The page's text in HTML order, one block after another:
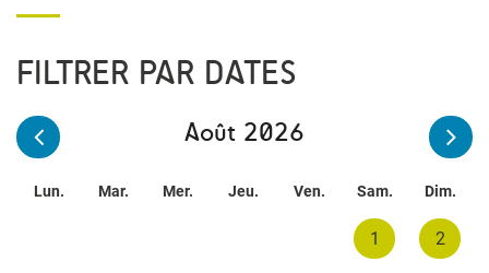
FILTRER PAR DATES
Août 2026
Lun. Mar. Mer. Jeu. Ven. Sam. Dim.
1 2